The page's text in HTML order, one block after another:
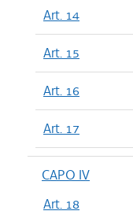
Art. 14
Art. 15
Art. 16
Art. 17
CAPO IV
Art. 18